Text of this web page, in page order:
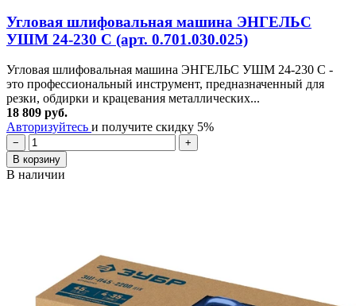
Угловая шлифовальная машина ЭНГЕЛЬС
УШМ 24-230 С (арт. 0.701.030.025)
Угловая шлифовальная машина ЭНГЕЛЬС УШМ 24-230 C -
это профессиональный инструмент, предназначенный для
резки, обдирки и крацевания металлических...
18 809 руб.
Авторизуйтесь и получите скидку 5%
−
+
В корзину
В наличии